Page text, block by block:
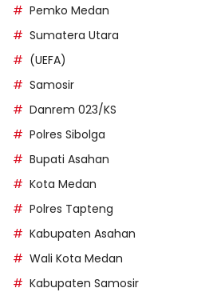
Pemko Medan
Sumatera Utara
(UEFA)
Samosir
Danrem 023/KS
Polres Sibolga
Bupati Asahan
Kota Medan
Polres Tapteng
Kabupaten Asahan
Wali Kota Medan
Kabupaten Samosir